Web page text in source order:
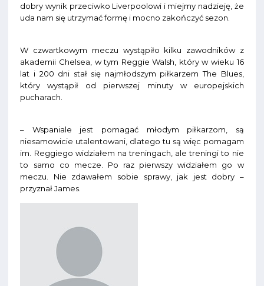
dobry wynik przeciwko Liverpoolowi i miejmy nadzieję, że
uda nam się utrzymać formę i mocno zakończyć sezon.
W czwartkowym meczu wystąpiło kilku zawodników z
akademii Chelsea, w tym Reggie Walsh, który w wieku 16
lat i 200 dni stał się najmłodszym piłkarzem The Blues,
który wystąpił od pierwszej minuty w europejskich
pucharach.
– Wspaniale jest pomagać młodym piłkarzom, są
niesamowicie utalentowani, dlatego tu są więc pomagam
im. Reggiego widziałem na treningach, ale treningi to nie
to samo co mecze. Po raz pierwszy widziałem go w
meczu. Nie zdawałem sobie sprawy, jak jest dobry –
przyznał James.